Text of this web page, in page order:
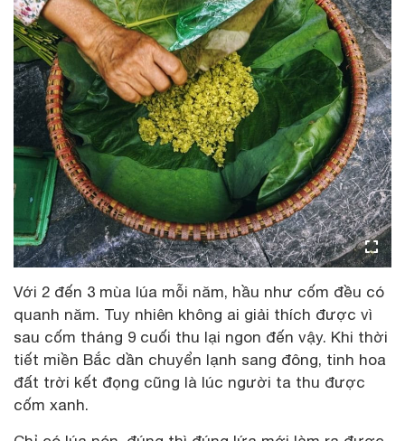
Với 2 đến 3 mùa lúa mỗi năm, hầu như cốm đều có
quanh năm. Tuy nhiên không ai giải thích được vì
sau cốm tháng 9 cuối thu lại ngon đến vậy. Khi thời
tiết miền Bắc dần chuyển lạnh sang đông, tinh hoa
đất trời kết đọng cũng là lúc người ta thu được
cốm xanh.